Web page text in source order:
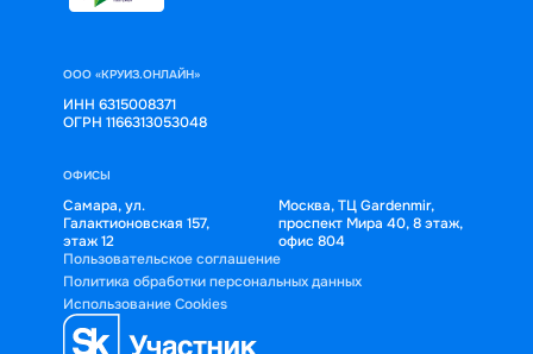
ООО «КРУИЗ.ОНЛАЙН»
ИНН 6315008371
ОГРН 1166313053048
ОФИСЫ
Самара, ул.
Галактионовская 157,
этаж 12
Москва, ТЦ Gardenmir,
проспект Мира 40, 8 этаж,
офис 804
Пользовательское соглашение
Политика обработки персональных данных
Использование Cookies